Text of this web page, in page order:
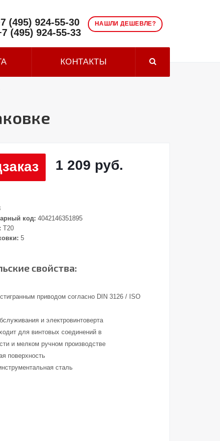
НАШЛИ ДЕШЕВЛЕ?
(495) 924-55-30
(495) 924-55-33
КОНТАКТЫ
1 209 руб.
код: 4042146351895
T20
5
свойства:
приводом согласно DIN 3126 / ISO
и электровинтоверта
для винтовых соединений в
и мелком ручном производстве
поверхность
сталь